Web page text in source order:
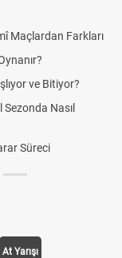
Maçlardan Farkları
ve Bitiyor?
Nasıl
Süreci
At Yarışı